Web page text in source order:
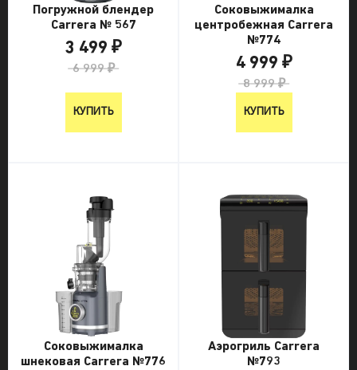
Погружной блендер
Carrera № 567
3 499 ₽
6 999 ₽
КУПИТЬ
Соковыжималка
центробежная Carrera
№774
4 999 ₽
8 999 ₽
КУПИТЬ
Соковыжималка
шнековая Carrera №776
Аэрогриль Carrera
№793